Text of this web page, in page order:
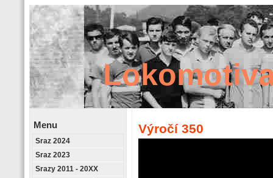
Retrostránky
Menu
Sraz 2024
Sraz 2023
Srazy 2011 - 20XX
Výročí 350